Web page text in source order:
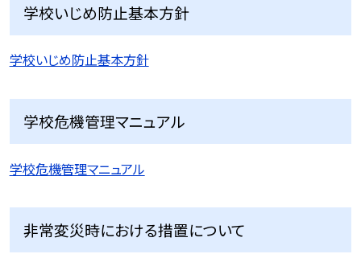
学校いじめ防止基本方針
学校いじめ防止基本方針
学校危機管理マニュアル
学校危機管理マニュアル
非常変災時における措置について